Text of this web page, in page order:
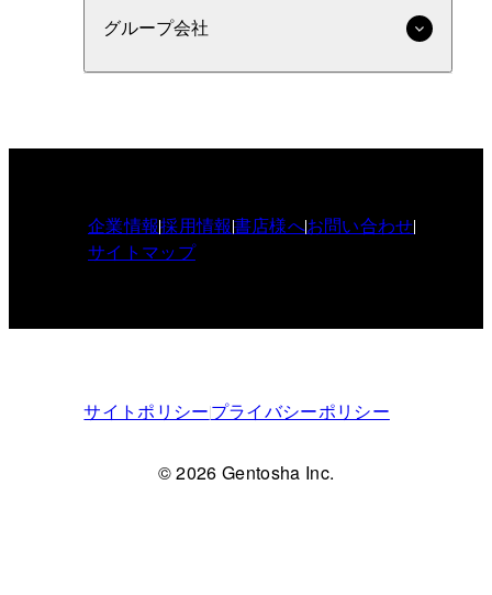
グループ会社
企業情報採用情報書店様へお問い合わせ
サイトマップ
サイトポリシープライバシーポリシー
© 2026 Gentosha Inc.